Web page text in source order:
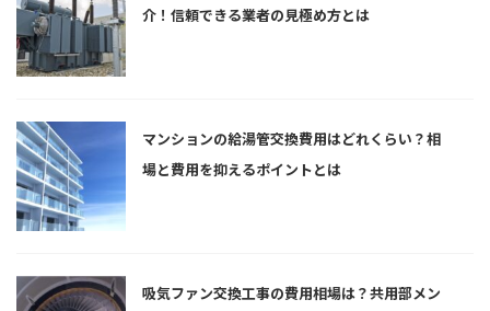
介！信頼できる業者の見極め方とは
マンションの給湯管交換費用はどれくらい？相
場と費用を抑えるポイントとは
吸気ファン交換工事の費用相場は？共用部メン